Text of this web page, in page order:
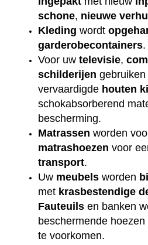
schone, nieuwe
Kleding wordt
garderobecontainers.
Voor uw televisie,
schilderijen
vervaardigde houten
schokabsorberend
bescherming.
Matrassen worden
matrashoezen voor
transport.
Uw meubels worden
met krasbestendige
Fauteuils en banken
beschermende
te voorkomen.